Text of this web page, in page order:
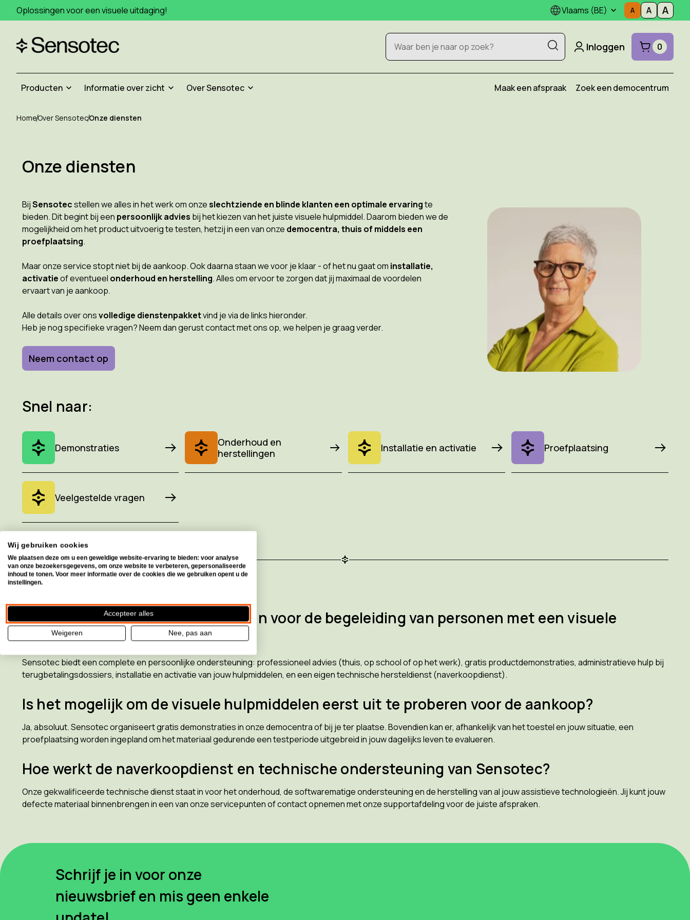
Oplossingen voor een visuele uitdaging! Vlaams (BE)
Zoeken
Inloggen 0
Producten Informatie over zicht Over Sensotec Maak een afspraak Zoek een democentrum
HomeOver SensotecOnze diensten
Onze diensten
BijSensotecstellen we alles in het werk om onzeslechtziende en blinde klanten een optimale ervaringte
bieden. Dit begint bij een persoonlijk advies bij het kiezen van het juiste visuele hulpmiddel. Daarom bieden we de
mogelijkheid om het product uitvoerig te testen, hetzij in een van onze democentra, thuis of middels een
proefplaatsing.
Maar onze service stopt niet bij de aankoop. Ook daarna staan we voor je klaar - of het nu gaat om installatie,
activatieof eventueel onderhoud en herstelling. Alles om ervoor te zorgen dat jij maximaal de voordelen
ervaart van je aankoop.
Alle details over onsvolledige dienstenpakketvind je via de links hieronder.
Heb je nog specifieke vragen? Neem dan gerust contact met ons op, we helpen je graag verder.
Neem contact op
Snel naar:
Demonstraties
Onderhoud en
herstellingen
Installatie en activatie Proefplaatsing
Veelgestelde vragen
Veelgestelde vragen (FAQ)
Welke diensten biedt Sensotec aan voor de begeleiding van personen met een visuele
beperking?
Sensotec biedt een complete en persoonlijke ondersteuning: professioneel advies (thuis, op school of op het werk), gratis productdemonstraties, administratieve hulp bij
terugbetalingsdossiers, installatie en activatie van jouw hulpmiddelen, en een eigen technische hersteldienst (naverkoopdienst).
Is het mogelijk om de visuele hulpmiddelen eerst uit te proberen voor de aankoop?
Ja, absoluut. Sensotec organiseert gratis demonstraties in onze democentra of bij je ter plaatse. Bovendien kan er, afhankelijk van het toestel en jouw situatie, een
proefplaatsing worden ingepland om het materiaal gedurende een testperiode uitgebreid in jouw dagelijks leven te evalueren.
Hoe werkt de naverkoopdienst en technische ondersteuning van Sensotec?
Onze gekwalificeerde technische dienst staat in voor het onderhoud, de softwarematige ondersteuning en de herstelling van al jouw assistieve technologieën. Jij kunt jouw
defecte materiaal binnenbrengen in een van onze servicepunten of contact opnemen met onze supportafdeling voor de juiste afspraken.
Schrijf je in voor onze
nieuwsbrief en mis geen enkele
Wij gebruiken cookies
We plaatsen deze om u een geweldige website-ervaring te bieden: voor analyse
van onze bezoekersgegevens, om onze website te verbeteren, gepersonaliseerde
inhoud te tonen. Voor meer informatie over de cookies die we gebruiken opent u de
instellingen.
Accepteer alles
Weigeren Nee, pas aan